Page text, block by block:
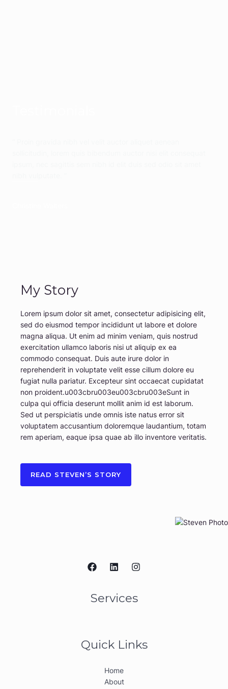
My Story
Lorem ipsum dolor sit amet, consectetur adipisicing elit,
sed do eiusmod tempor incididunt ut labore et dolore
magna aliqua. Ut enim ad minim veniam, quis nostrud
exercitation ullamco laboris nisi ut aliquip ex ea
commodo consequat. Duis aute irure dolor in
reprehenderit in voluptate velit esse cillum dolore eu
fugiat nulla pariatur. Excepteur sint occaecat cupidatat
non proident.u003cbru003eu003cbru003eSunt in
culpa qui officia deserunt mollit anim id est laborum.
Sed ut perspiciatis unde omnis iste natus error sit
voluptatem accusantium doloremque laudantium, totam
rem aperiam, eaque ipsa quae ab illo inventore veritatis.
READ STEVEN’S STORY
Services
Quick Links
Home
About